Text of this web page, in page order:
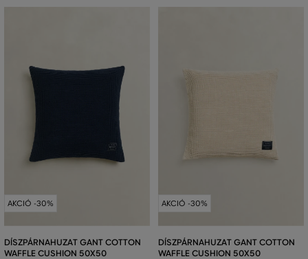
AKCIÓ -30%
DÍSZPÁRNAHUZAT GANT COTTON
WAFFLE CUSHION 50X50
AKCIÓ -30%
DÍSZPÁRNAHUZAT GANT COTTON
WAFFLE CUSHION 50X50